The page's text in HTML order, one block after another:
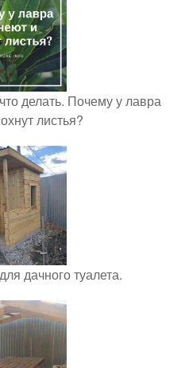
делать. Почему у лавра
листья?
дачного туалета.